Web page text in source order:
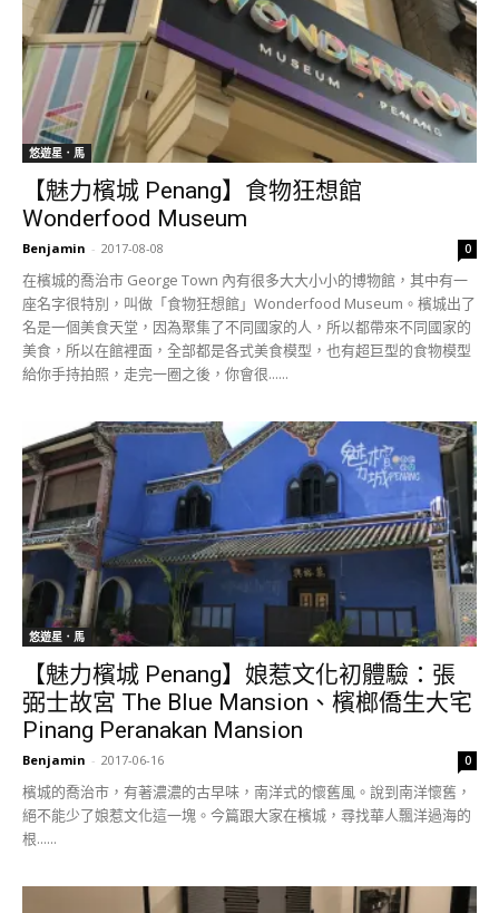
悠遊星．馬
【魅力檳城 Penang】食物狂想館
Wonderfood Museum
Benjamin - 2017-08-08 0
在檳城的喬治市 George Town 內有很多大大小小的博物館，其中有一
座名字很特別，叫做「食物狂想館」Wonderfood Museum。檳城出了
名是一個美食天堂，因為聚集了不同國家的人，所以都帶來不同國家的
美食，所以在館裡面，全部都是各式美食模型，也有超巨型的食物模型
給你手持拍照，走完一圈之後，你會很......
悠遊星．馬
【魅力檳城 Penang】娘惹文化初體驗：張
弼士故宮 The Blue Mansion、檳榔僑生大宅
Pinang Peranakan Mansion
Benjamin - 2017-06-16 0
檳城的喬治市，有著濃濃的古早味，南洋式的懷舊風。說到南洋懷舊，
絕不能少了娘惹文化這一塊。今篇跟大家在檳城，尋找華人飄洋過海的
根......